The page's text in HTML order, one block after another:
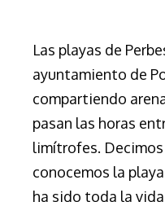
Las playas de
ayuntamiento de
compartiendo
pasan las horas
limítrofes. Decimos
conocemos la
ha sido toda la